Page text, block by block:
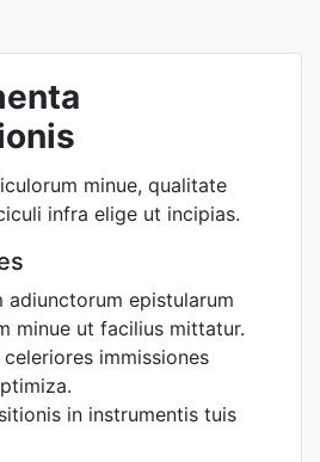
minue, qualitate
infra elige ut incipias.
adiunctorum epistularum
minue ut facilius mittatur.
immissiones
in instrumentis tuis